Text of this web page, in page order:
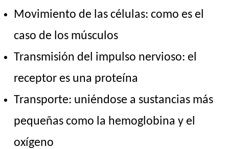
Movimiento de las células: como es el
caso de los músculos
Transmisión del impulso nervioso: el
receptor es una proteína
Transporte: uniéndose a sustancias más
pequeñas como la hemoglobina y el
oxígeno